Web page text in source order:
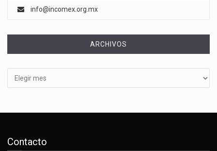
info@incomex.org.mx
ARCHIVOS
Contacto